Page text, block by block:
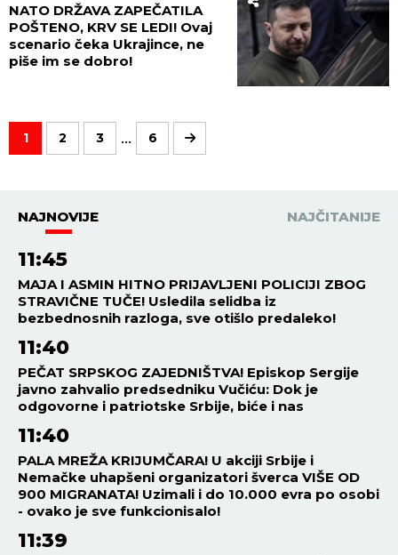
NATO DRŽAVA ZAPEČATILA
POŠTENO, KRV SE LEDI! Ovaj
scenario čeka Ukrajince, ne
piše im se dobro!
1 2 3 ... 6
NAJNOVIJE NAJČITANIJE
11:45
MAJA I ASMIN HITNO PRIJAVLJENI POLICIJI ZBOG
STRAVIČNE TUČE! Usledila selidba iz
bezbednosnih razloga, sve otišlo predaleko!
11:40
PEČAT SRPSKOG ZAJEDNIŠTVA! Episkop Sergije
javno zahvalio predsedniku Vučiću: Dok je
odgovorne i patriotske Srbije, biće i nas
11:40
PALA MREŽA KRIJUMČARA! U akciji Srbije i
Nemačke uhapšeni organizatori šverca VIŠE OD
900 MIGRANATA! Uzimali i do 10.000 evra po osobi
- ovako je sve funkcionisalo!
11:39